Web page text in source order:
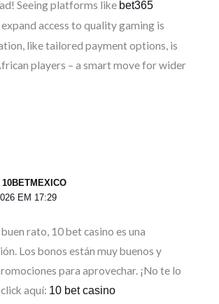
Seeing platforms like bet365
access to quality gaming is
like tailored payment options, is
players – a smart move for wider
EM 17:29
rato, 10 bet casino es una
Los bonos están muy buenos y
para aprovechar. ¡No te lo
aquí: 10 bet casino